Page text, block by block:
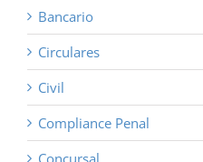
Bancario
Circulares
Civil
Compliance Penal
Concursal